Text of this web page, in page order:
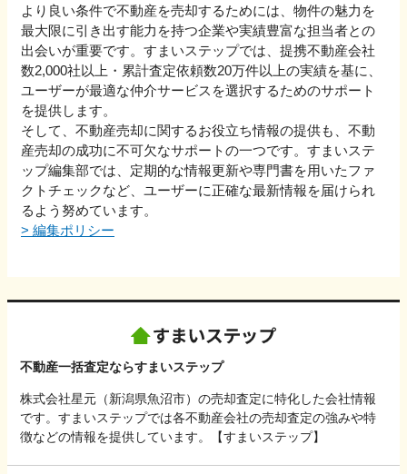
より良い条件で不動産を売却するためには、物件の魅力を
最大限に引き出す能力を持つ企業や実績豊富な担当者との
出会いが重要です。すまいステップでは、提携不動産会社
数2,000社以上・累計査定依頼数20万件以上の実績を基に、
ユーザーが最適な仲介サービスを選択するためのサポート
を提供します。
そして、不動産売却に関するお役立ち情報の提供も、不動
産売却の成功に不可欠なサポートの一つです。すまいステ
ップ編集部では、定期的な情報更新や専門書を用いたファ
クトチェックなど、ユーザーに正確な最新情報を届けられ
るよう努めています。
> 編集ポリシー
不動産一括査定ならすまいステップ
株式会社星元（新潟県魚沼市）の売却査定に特化した会社情報
です。すまいステップでは各不動産会社の売却査定の強みや特
徴などの情報を提供しています。【すまいステップ】